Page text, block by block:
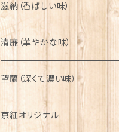
滋納（香ばしい味）
清廉（華やかな味）
望蘭（深くて濃い味）
リーフ
京紅オリジナル